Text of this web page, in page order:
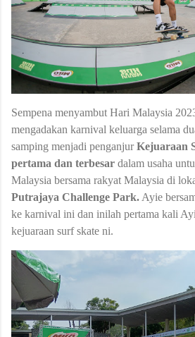
Sempena menyambut Hari Malaysia
mengadakan karnival keluarga selama
samping menjadi penganjurKejuaraan
pertama dan terbesar dalam usaha
Malaysia bersama rakyat Malaysia di
Putrajaya Challenge Park. Ayie
ke karnival ini dan inilah pertama kali
kejuaraan surf skate ni.